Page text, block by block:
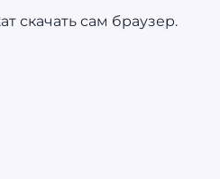
скачать сам браузер.